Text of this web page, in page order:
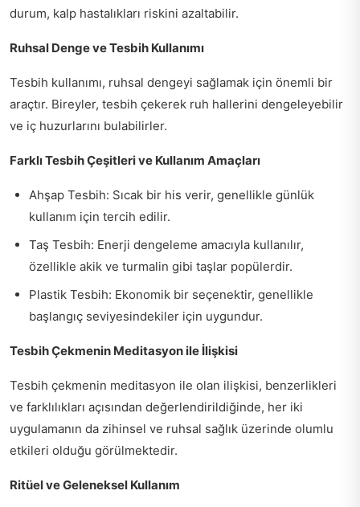
durum, kalp hastalıkları riskini azaltabilir.
Ruhsal Denge ve Tesbih Kullanımı
Tesbih kullanımı, ruhsal dengeyi sağlamak için önemli bir
araçtır. Bireyler, tesbih çekerek ruh hallerini dengeleyebilir
ve iç huzurlarını bulabilirler.
Farklı Tesbih Çeşitleri ve Kullanım Amaçları
Ahşap Tesbih: Sıcak bir his verir, genellikle günlük
kullanım için tercih edilir.
Taş Tesbih: Enerji dengeleme amacıyla kullanılır,
özellikle akik ve turmalin gibi taşlar popülerdir.
Plastik Tesbih: Ekonomik bir seçenektir, genellikle
başlangıç seviyesindekiler için uygundur.
Tesbih Çekmenin Meditasyon ile İlişkisi
Tesbih çekmenin meditasyon ile olan ilişkisi, benzerlikleri
ve farklılıkları açısından değerlendirildiğinde, her iki
uygulamanın da zihinsel ve ruhsal sağlık üzerinde olumlu
etkileri olduğu görülmektedir.
Ritüel ve Geleneksel Kullanım